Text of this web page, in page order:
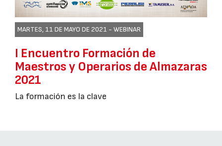
MARTES, 11 DE MAYO DE 2021 - WEBINAR
I Encuentro Formación de
Maestros y Operarios de Almazaras
2021
La formación es la clave